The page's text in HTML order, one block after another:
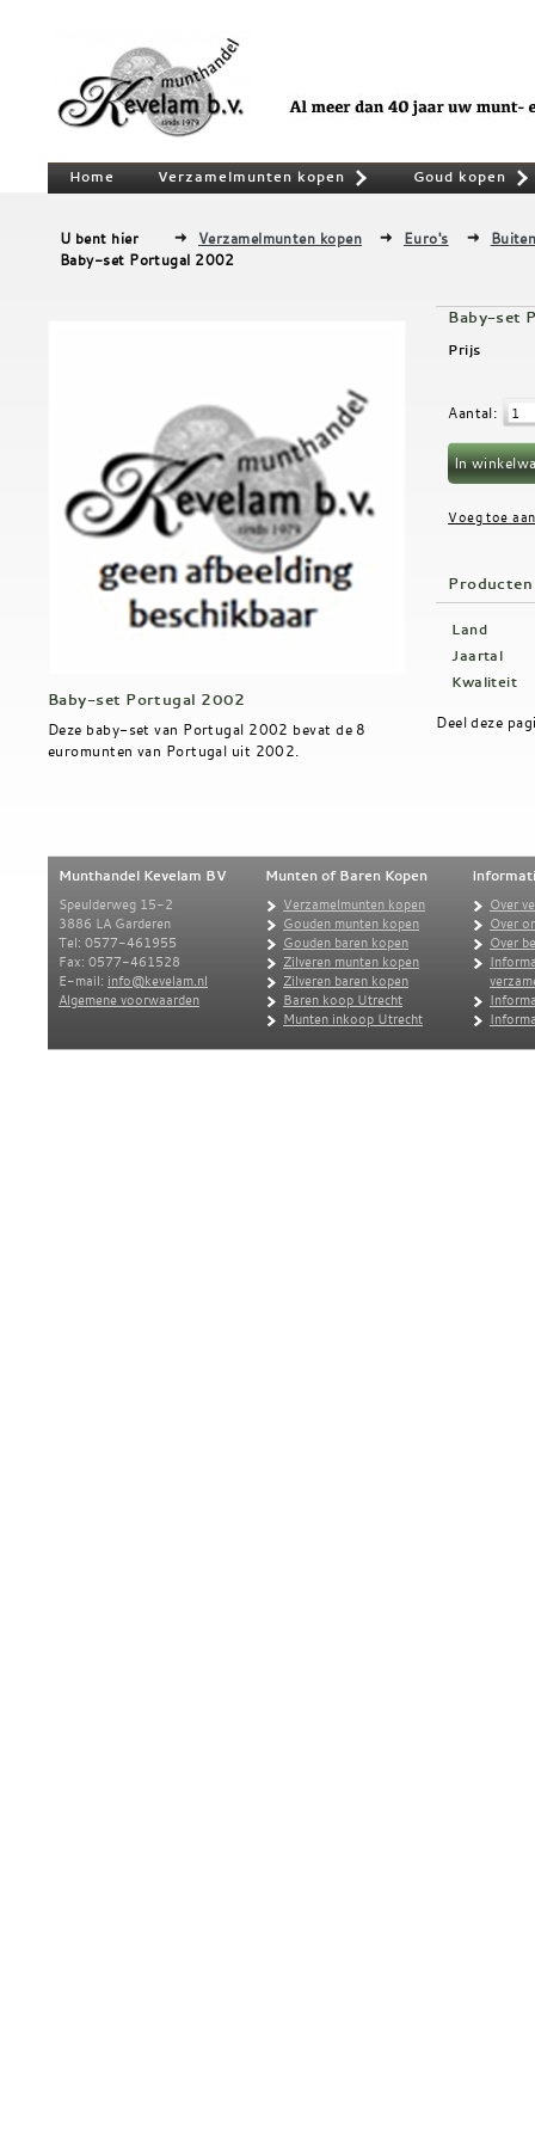
Home Verzamelmunten kopen Goud kopen
U bent hier Verzamelmunten kopen Euro's
Baby-set Portugal 2002
Baby-set Portugal 2002
Deze baby-set van Portugal 2002 bevat de 8
euromunten van Portugal uit 2002.
Baby-set
Prijs
Aantal:
Land
Jaartal
Kwaliteit
Deel deze
Munthandel Kevelam BV
Speulderweg 15-2
3886 LA Garderen
Tel: 0577-461955
Fax: 0577-461528
E-mail: info@kevelam.nl
Algemene voorwaarden
Munten of Baren Kopen
Verzamelmunten kopen
Gouden munten kopen
Gouden baren kopen
Zilveren munten kopen
Zilveren baren kopen
Baren koop Utrecht
Munten inkoop Utrecht
Over
Over
Over